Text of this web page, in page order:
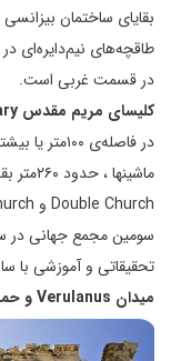
بقایای ساختمان
در قسمت غربی است.
کلیسای مریم مقدس
تحقیقاتی و آموزشی با
میدان Verulanusو